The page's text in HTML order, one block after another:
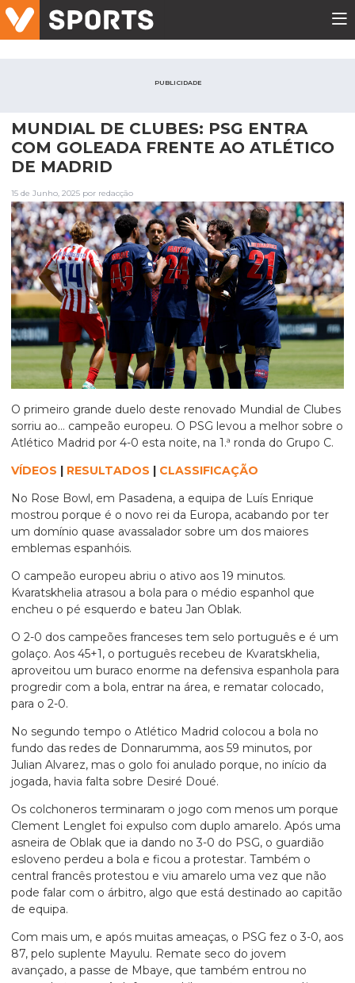
PUBLICIDADE
MUNDIAL DE CLUBES: PSG ENTRA
COM GOLEADA FRENTE AO ATLÉTICO
DE MADRID
15 de Junho, 2025 por redacção
O primeiro grande duelo deste renovado Mundial de Clubes
sorriu ao… campeão europeu. O PSG levou a melhor sobre o
Atlético Madrid por 4-0 esta noite, na 1.ª ronda do Grupo C.
VÍDEOS | RESULTADOS | CLASSIFICAÇÃO
No Rose Bowl, em Pasadena, a equipa de Luís Enrique
mostrou porque é o novo rei da Europa, acabando por ter
um domínio quase avassalador sobre um dos maiores
emblemas espanhóis.
O campeão europeu abriu o ativo aos 19 minutos.
Kvaratskhelia atrasou a bola para o médio espanhol que
encheu o pé esquerdo e bateu Jan Oblak.
O 2-0 dos campeões franceses tem selo português e é um
golaço. Aos 45+1, o português recebeu de Kvaratskhelia,
aproveitou um buraco enorme na defensiva espanhola para
progredir com a bola, entrar na área, e rematar colocado,
para o 2-0.
No segundo tempo o Atlético Madrid colocou a bola no
fundo das redes de Donnarumma, aos 59 minutos, por
Julian Alvarez, mas o golo foi anulado porque, no início da
jogada, havia falta sobre Desiré Doué.
Os colchoneros terminaram o jogo com menos um porque
Clement Lenglet foi expulso com duplo amarelo. Após uma
asneira de Oblak que ia dando no 3-0 do PSG, o guardião
esloveno perdeu a bola e ficou a protestar. Também o
central francês protestou e viu amarelo uma vez que não
pode falar com o árbitro, algo que está destinado ao capitão
de equipa.
Com mais um, e após muitas ameaças, o PSG fez o 3-0, aos
87, pelo suplente Mayulu. Remate seco do jovem
avançado, a passe de Mbaye, que também entrou no